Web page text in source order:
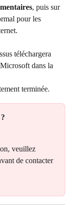
, puis sur
pour les
téléchargera
dans la
terminée.
veuillez
de contacter